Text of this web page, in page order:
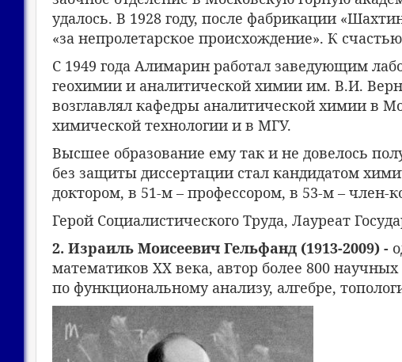
удалось. В 1928 году, после фабрикации
«за непролетарское происхождение». К
С 1949 года Алимарин работал заведующим
геохимии и аналитической химии им. В.И.
возглавлял кафедры аналитической химии в
химической технологии и в МГУ.
Высшее образование ему так и не довелось
без защиты диссертации стал кандидатом
доктором, в 51-м – профессором, в 53-м – член-
Герой Социалистического Труда, Лауреат
2. Израиль Моисеевич Гельфанд (1913-2009) -
математиков XX века, автор более 800
по функциональному анализу, алгебре,